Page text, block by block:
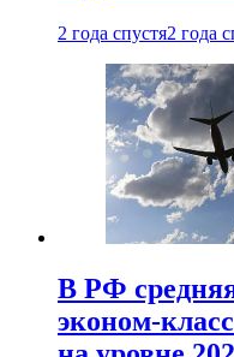
2 года спустя2 года
В РФ
эконом-